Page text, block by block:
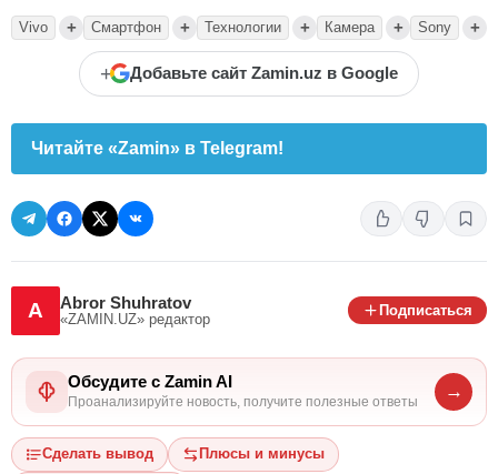
Vivo + Смартфон + Технологии + Камера + Sony +
+ Добавьте сайт Zamin.uz в Google
Читайте «Zamin» в Telegram!
A Abror Shuhratov
«ZAMIN.UZ» редактор
Подписаться
Обсудите с Zamin AI
Проанализируйте новость, получите полезные ответы
→
Сделать вывод Плюсы и минусы